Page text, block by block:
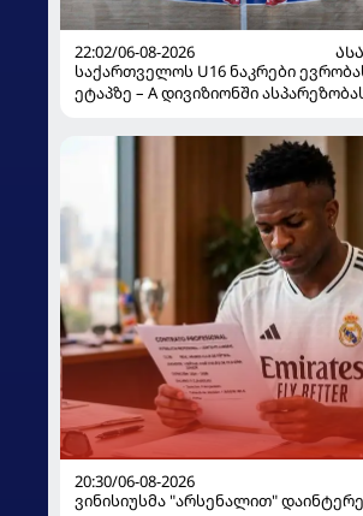
22:02/06-08-2026
საქართველოს U16 ნაკრები
ეტაპზე – A დივიზიონში
20:30/06-08-2026
ვინისიუსმა "არსენალით"